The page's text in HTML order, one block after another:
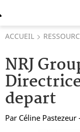
ACCUEIL
NRJ
depart
Par Céline Pastezeur